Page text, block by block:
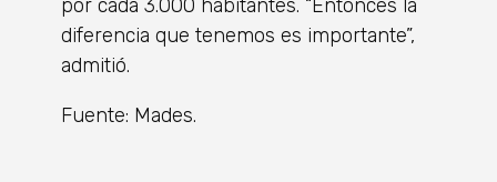
por cada 3.000 habitantes. “Entonces la
diferencia que tenemos es importante”,
admitió.
Fuente: Mades.